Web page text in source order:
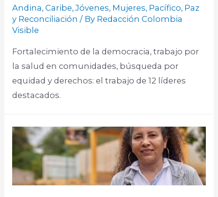
Andina,Caribe,Jóvenes, Mujeres, Pacífico, Paz
y Reconciliación / By Redacción Colombia
Visible
Fortalecimiento de la democracia, trabajo por
la salud en comunidades, búsqueda por
equidad y derechos: el trabajo de 12 líderes
destacados.